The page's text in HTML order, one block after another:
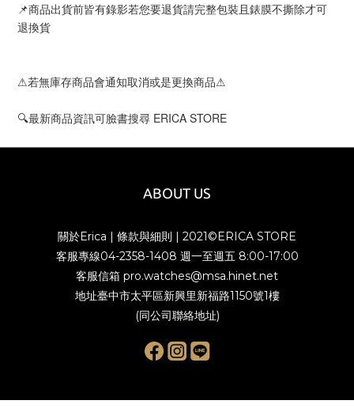
📌商品出貨前皆有錄影若您要退貨請完整包裝且錶膜不撕除才可
退換貨
⚠若無庫存商品會通知取消或是更換商品⚠
🔍最新商品資訊可臉書搜尋 ERICA STORE
ABOUT US
關於Erica | 條款與細則 | 2021©ERICA STORE
客服專線04-2358-1408 週一至週五 8:00-17:00
客服信箱 pro.watches@msa.hinet.net
地址臺中市太平區新興里新福路1150號1樓
(同公司聯絡地址)